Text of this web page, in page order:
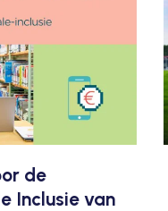
de
Inclusie van